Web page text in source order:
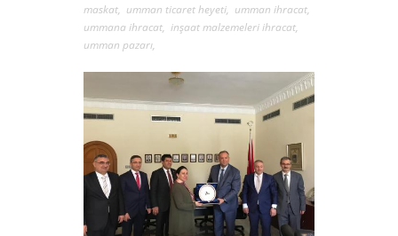
maskat, umman ticaret heyeti, umman ihracat,
ummana ihracat, inşaat malzemeleri ihracat,
umman pazarı,